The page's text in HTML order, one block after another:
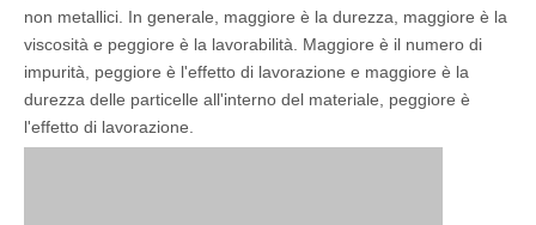
non metallici. In generale, maggiore è la durezza, maggiore è la
viscosità e peggiore è la lavorabilità. Maggiore è il numero di
impurità, peggiore è l'effetto di lavorazione e maggiore è la
durezza delle particelle all'interno del materiale, peggiore è
l'effetto di lavorazione.